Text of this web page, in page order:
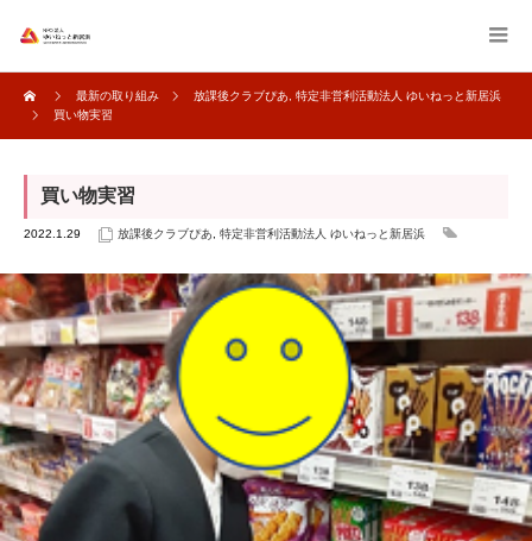
最新の取り組み 放課後クラブぴあ
特定非営利活動法人 ゆいねっと新居浜
買い物実習
買い物実習
2022.1.29 放課後クラブぴあ 特定非営利活動法人 ゆいねっと新居浜